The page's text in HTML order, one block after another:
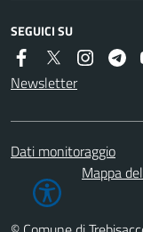
SEGUICI SU
Newsletter
Dati monitoraggio
Mappa